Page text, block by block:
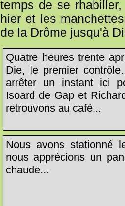
temps de se
hier et les
de la Drôme jusqu'à
Quatre heures trente
Die, le premier
arrêter un instant ici
Isoard de Gap et
retrouvons au café...
Nous avons stationné
nous apprécions un
chaude...